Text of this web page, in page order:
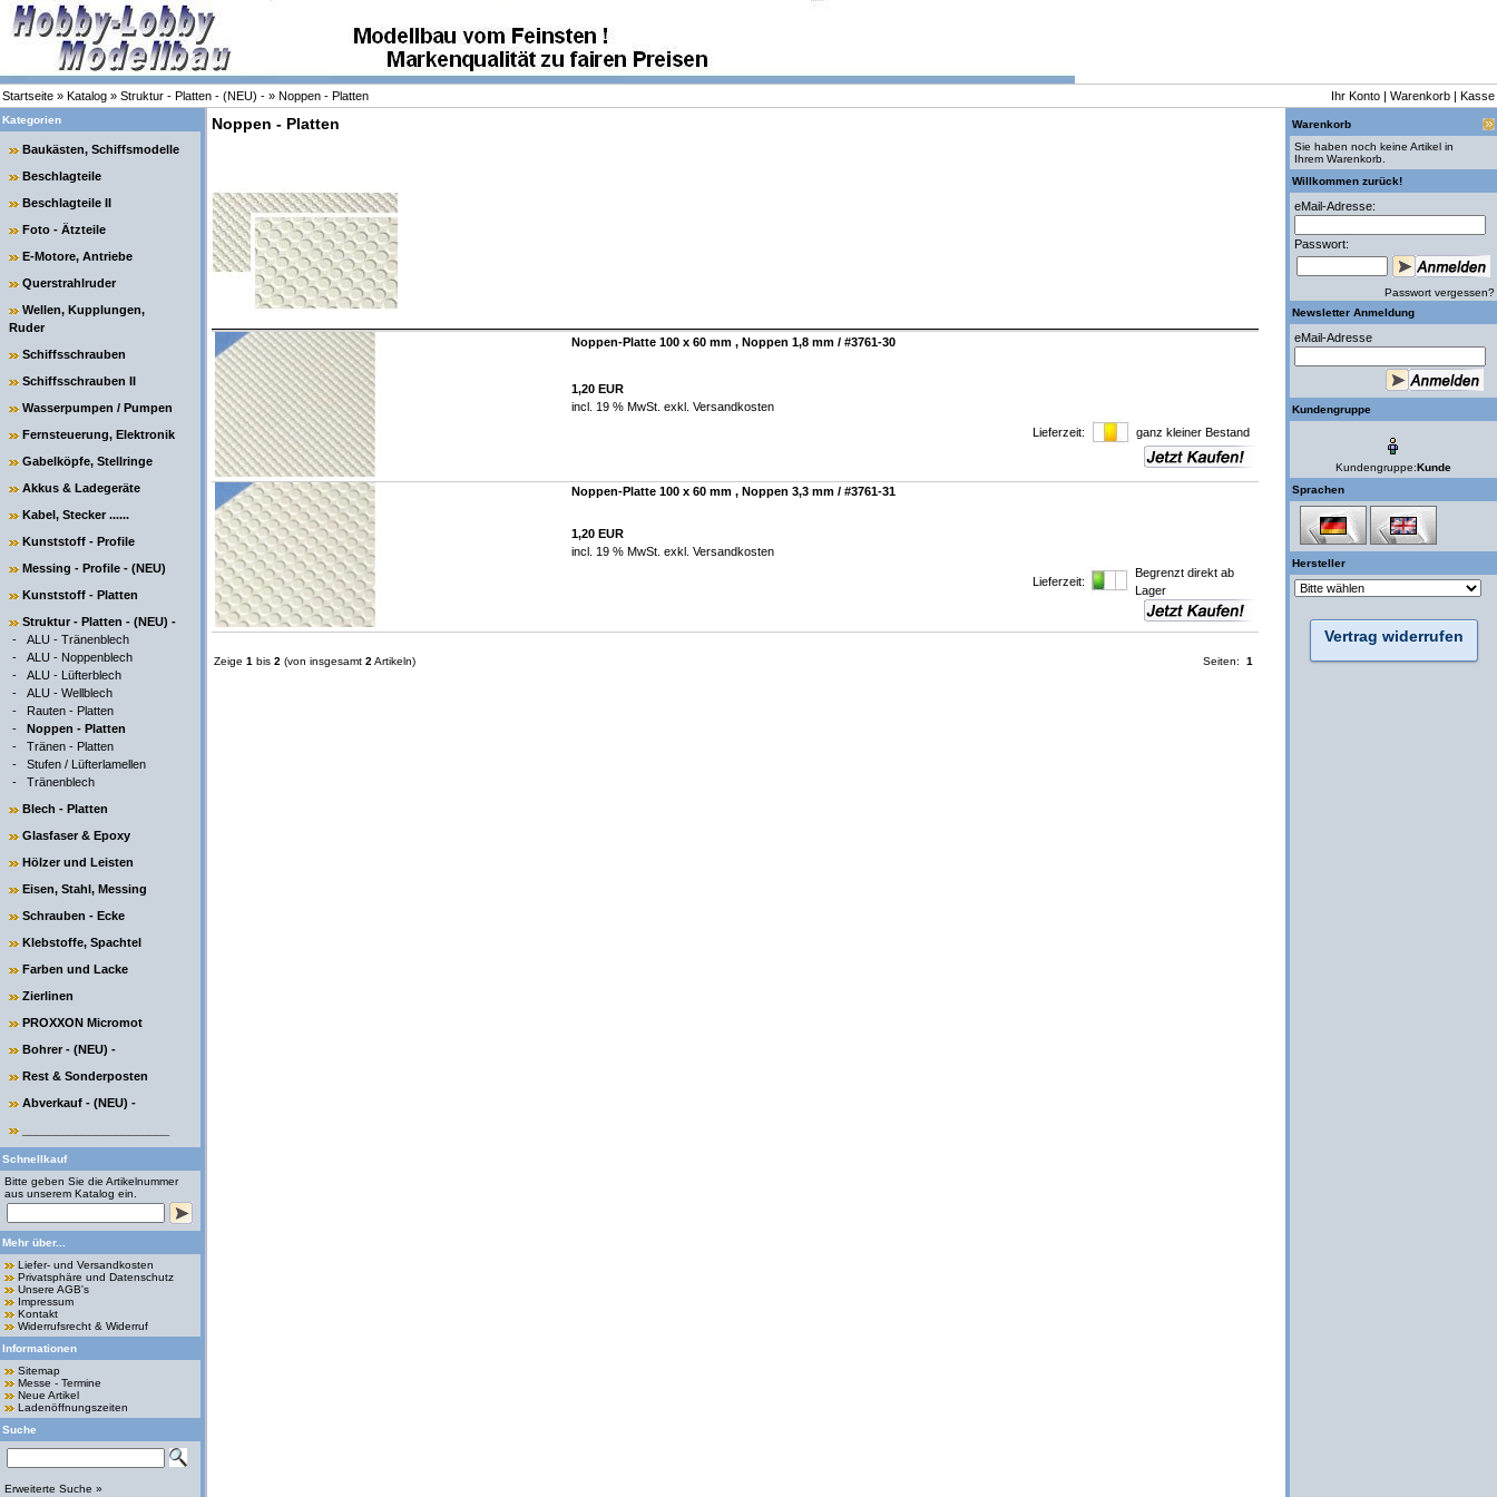
Startseite » Katalog » Struktur - Platten - (NEU) - » Noppen - Platten Ihr Konto | Warenkorb | Kasse
Kategorien
Baukästen, Schiffsmodelle
Beschlagteile
Beschlagteile II
Foto - Ätzteile
E-Motore, Antriebe
Querstrahlruder
Wellen, Kupplungen,
Ruder
Schiffsschrauben
Schiffsschrauben II
Wasserpumpen / Pumpen
Fernsteuerung, Elektronik
Gabelköpfe, Stellringe
Akkus & Ladegeräte
Kabel, Stecker ......
Kunststoff - Profile
Messing - Profile - (NEU)
Kunststoff - Platten
Struktur - Platten - (NEU) -
- ALU - Tränenblech
- ALU - Noppenblech
- ALU - Lüfterblech
- ALU - Wellblech
- Rauten - Platten
- Noppen - Platten
- Tränen - Platten
- Stufen / Lüfterlamellen
- Tränenblech
Blech - Platten
Glasfaser & Epoxy
Hölzer und Leisten
Eisen, Stahl, Messing
Schrauben - Ecke
Klebstoffe, Spachtel
Farben und Lacke
Zierlinen
PROXXON Micromot
Bohrer - (NEU) -
Rest & Sonderposten
Abverkauf - (NEU) -
Schnellkauf
Bitte geben Sie die Artikelnummer
aus unserem Katalog ein.
Mehr über...
Liefer- und Versandkosten
Privatsphäre und Datenschutz
Unsere AGB's
Impressum
Kontakt
Widerrufsrecht & Widerruf
Informationen
Sitemap
Messe - Termine
Neue Artikel
Ladenöffnungszeiten
Suche
Erweiterte Suche »
Noppen - Platten
Noppen-Platte 100 x 60 mm , Noppen 1,8 mm / #3761-30
1,20 EUR
incl. 19 % MwSt. exkl. Versandkosten
Lieferzeit:
ganz kleiner Bestand
Noppen-Platte 100 x 60 mm , Noppen 3,3 mm / #3761-31
1,20 EUR
incl. 19 % MwSt. exkl. Versandkosten
Lieferzeit:
Begrenzt direkt ab
Lager
Zeige 1 bis 2 (von insgesamt 2 Artikeln) Seiten: 1
Warenkorb
Sie haben noch keine Artikel in
Ihrem Warenkorb.
Willkommen zurück!
eMail-Adresse:
Passwort:
Passwort vergessen?
Newsletter Anmeldung
eMail-Adresse
Kundengruppe
Kundengruppe:Kunde
Sprachen
Hersteller
Vertrag widerrufen